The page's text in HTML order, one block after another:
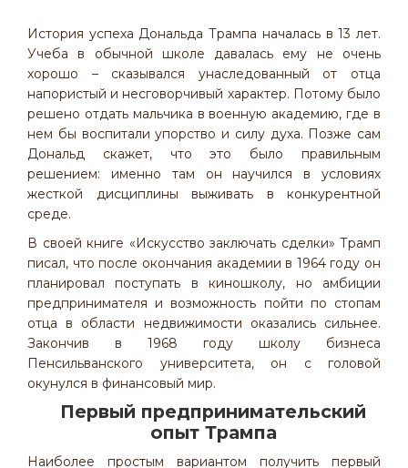
История успеха Дональда Трампа началась в 13 лет.
Учеба в обычной школе давалась ему не очень
хорошо – сказывался унаследованный от отца
напористый и несговорчивый характер. Потому было
решено отдать мальчика в военную академию, где в
нем бы воспитали упорство и силу духа. Позже сам
Дональд скажет, что это было правильным
решением: именно там он научился в условиях
жесткой дисциплины выживать в конкурентной
среде.
В своей книге «Искусство заключать сделки» Трамп
писал, что после окончания академии в 1964 году он
планировал поступать в киношколу, но амбиции
предпринимателя и возможность пойти по стопам
отца в области недвижимости оказались сильнее.
Закончив в 1968 году школу бизнеса
Пенсильванского университета, он с головой
окунулся в финансовый мир.
Первый предпринимательский
опыт Трампа
Наиболее простым вариантом получить первый